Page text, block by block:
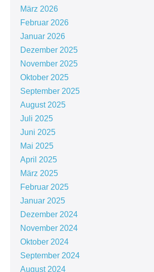
März 2026
Februar 2026
Januar 2026
Dezember 2025
November 2025
Oktober 2025
September 2025
August 2025
Juli 2025
Juni 2025
Mai 2025
April 2025
März 2025
Februar 2025
Januar 2025
Dezember 2024
November 2024
Oktober 2024
September 2024
August 2024